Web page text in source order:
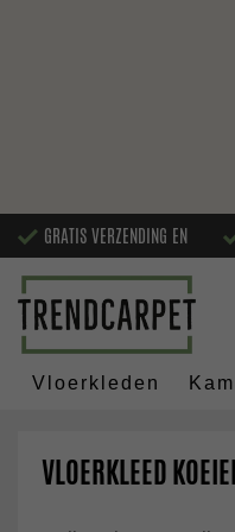
GRATIS VERZENDING EN
Vloerkleden
VLOERKLEED